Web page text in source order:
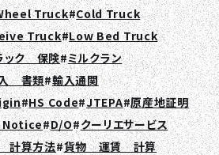
Truck Cold Truck
Truck Low Bed Truck
ック 保険 ミルクラン
書類 輸入通関
HS Code JTEPA 原産地証明
D/O クーリエサービス
計算方法 貨物 運賃 計算